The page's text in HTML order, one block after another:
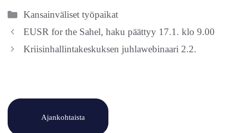
Kategoriat
Kansainväliset työpaikat
EUSR for the Sahel, haku päättyy 17.1. klo 9.00
Kriisinhallintakeskuksen juhlawebinaari 2.2.
Ajankohtaista